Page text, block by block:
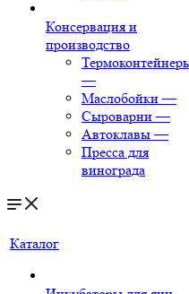
Консервация и
производство
—
Маслобойки —
Сыроварни —
Автоклавы —
Пресса для
винограда
Каталог